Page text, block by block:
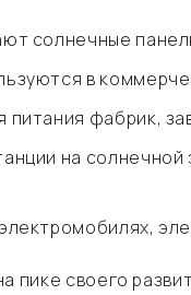
солнечные
в
фабрик,
на
пике своего